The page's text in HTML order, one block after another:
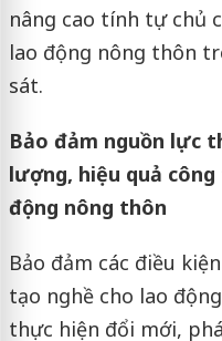
nâng cao tính tự chủ
lao động nông thôn
sát.
Bảo đảm nguồn lực
lượng, hiệu quả
động nông thôn
Bảo đảm các điều
tạo nghề cho lao
thực hiện đổi mới,